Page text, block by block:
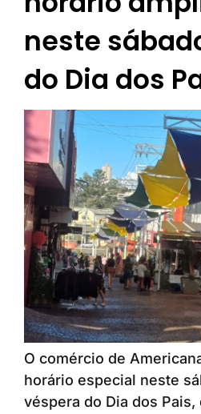
neste
do Dia dos
O comércio de
horário especial neste
véspera do Dia dos Pais,